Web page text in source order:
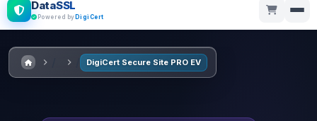
DataSSL
Powered by DigiCert
DigiCert Secure Site PRO EV